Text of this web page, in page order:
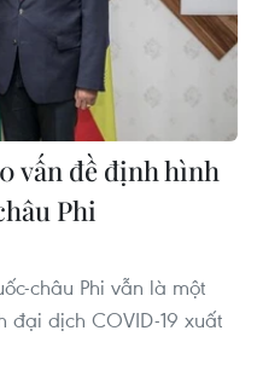
vấn đề định hình
Phi
châu Phi vẫn là một
đại dịch COVID-19 xuất